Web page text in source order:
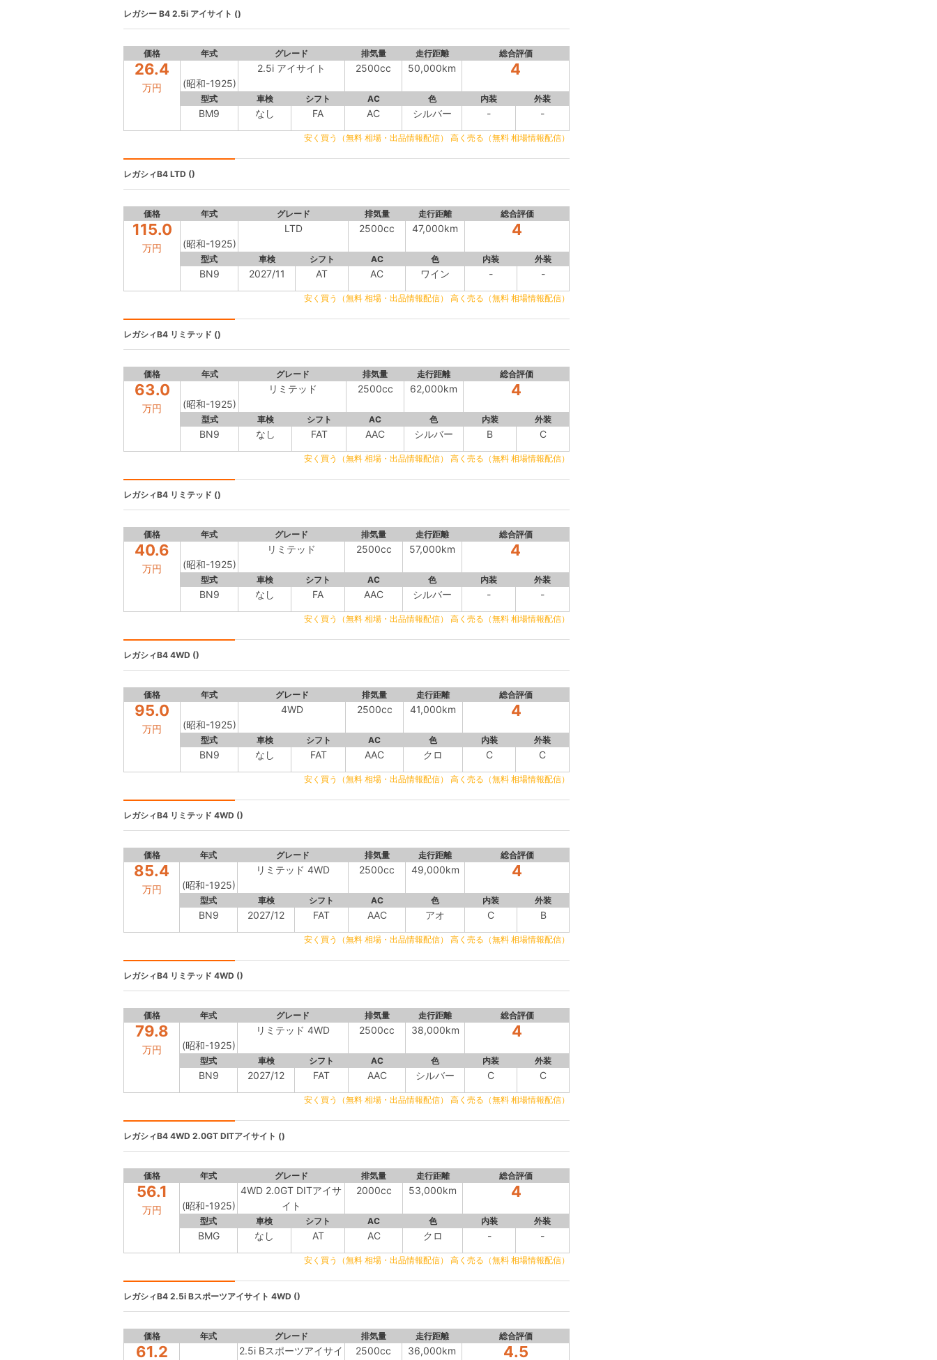
レガシー B4 2.5i アイサイト ()
価格 年式 グレード 排気量 走行距離 総合評価
26.4
万円 (昭和-1925)
2.5i アイサイト 2500cc 50,000km 4
型式 車検 シフト AC 色 内装 外装
BM9 なし FA AC シルバー - -
安く買う（無料 相場・出品情報配信） 高く売る（無料 相場情報配信）
レガシィB4 LTD ()
価格 年式 グレード 排気量 走行距離 総合評価
115.0
万円 (昭和-1925)
LTD 2500cc 47,000km 4
型式 車検 シフト AC 色 内装 外装
BN9 2027/11 AT AC ワイン - -
安く買う（無料 相場・出品情報配信） 高く売る（無料 相場情報配信）
レガシィB4 リミテッド ()
価格 年式 グレード 排気量 走行距離 総合評価
63.0
万円 (昭和-1925)
リミテッド 2500cc 62,000km 4
型式 車検 シフト AC 色 内装 外装
BN9 なし FAT AAC シルバー B C
安く買う（無料 相場・出品情報配信） 高く売る（無料 相場情報配信）
レガシィB4 リミテッド ()
価格 年式 グレード 排気量 走行距離 総合評価
40.6
万円 (昭和-1925)
リミテッド 2500cc 57,000km 4
型式 車検 シフト AC 色 内装 外装
BN9 なし FA AAC シルバー - -
安く買う（無料 相場・出品情報配信） 高く売る（無料 相場情報配信）
レガシィB4 4WD ()
価格 年式 グレード 排気量 走行距離 総合評価
95.0
万円 (昭和-1925)
4WD 2500cc 41,000km 4
型式 車検 シフト AC 色 内装 外装
BN9 なし FAT AAC クロ C C
安く買う（無料 相場・出品情報配信） 高く売る（無料 相場情報配信）
レガシィB4 リミテッド 4WD ()
価格 年式 グレード 排気量 走行距離 総合評価
85.4
万円 (昭和-1925)
リミテッド 4WD 2500cc 49,000km 4
型式 車検 シフト AC 色 内装 外装
BN9 2027/12 FAT AAC アオ C B
安く買う（無料 相場・出品情報配信） 高く売る（無料 相場情報配信）
レガシィB4 リミテッド 4WD ()
価格 年式 グレード 排気量 走行距離 総合評価
79.8
万円 (昭和-1925)
リミテッド 4WD 2500cc 38,000km 4
型式 車検 シフト AC 色 内装 外装
BN9 2027/12 FAT AAC シルバー C C
安く買う（無料 相場・出品情報配信） 高く売る（無料 相場情報配信）
レガシィB4 4WD 2.0GT DITアイサイト ()
価格 年式 グレード 排気量 走行距離 総合評価
56.1
万円 (昭和-1925)
4WD 2.0GT DITアイサ
イト
2000cc 53,000km 4
型式 車検 シフト AC 色 内装 外装
BMG なし AT AC クロ - -
安く買う（無料 相場・出品情報配信） 高く売る（無料 相場情報配信）
レガシィB4 2.5i Bスポーツアイサイト 4WD ()
価格 年式 グレード 排気量 走行距離 総合評価
61.2
2.5i Bスポーツアイサイ
2500cc 36,000km 4.5